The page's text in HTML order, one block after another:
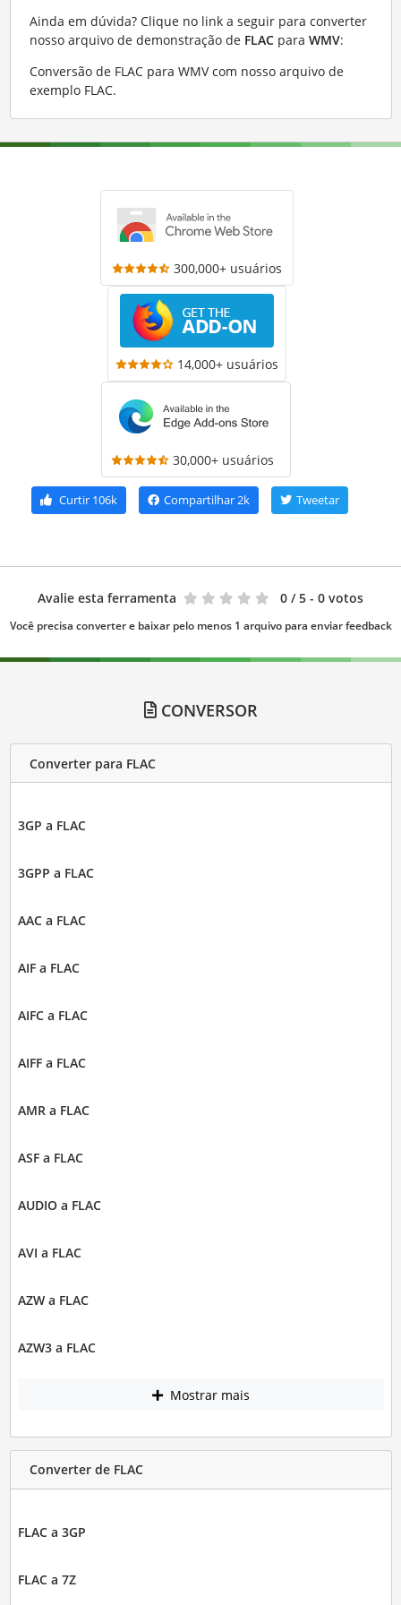
Ainda em dúvida? Clique no link a seguir para converter
nosso arquivo de demonstração de FLACpara WMV:
Conversão de FLAC para WMV com nosso arquivo de
exemplo FLAC.
300,000+ usuários
14,000+ usuários
30,000+ usuários
Curtir 106k Compartilhar2k Tweetar
Avalie esta ferramenta 0 / 5 - 0 votos
Você precisa converter e baixar pelo menos 1 arquivo para enviar feedback
CONVERSOR
Converter para FLAC
3GP a FLAC
3GPP a FLAC
AAC a FLAC
AIF a FLAC
AIFC a FLAC
AIFF a FLAC
AMR a FLAC
ASF a FLAC
AUDIO a FLAC
AVI a FLAC
AZW a FLAC
AZW3 a FLAC
Mostrar mais
Converter de FLAC
FLAC a 3GP
FLAC a 7Z